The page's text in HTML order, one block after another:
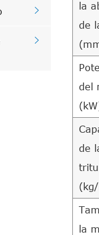


la
de
del
de
la